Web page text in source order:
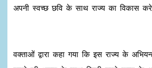
अपनी स्वच्छ छवि के साथ राज्य का विकास
वक्ताओं द्वारा कहा गया कि इस राज्य के